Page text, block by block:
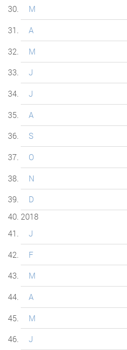
M
A
M
J
J
A
S
O
N
D
2018
J
F
M
A
M
J